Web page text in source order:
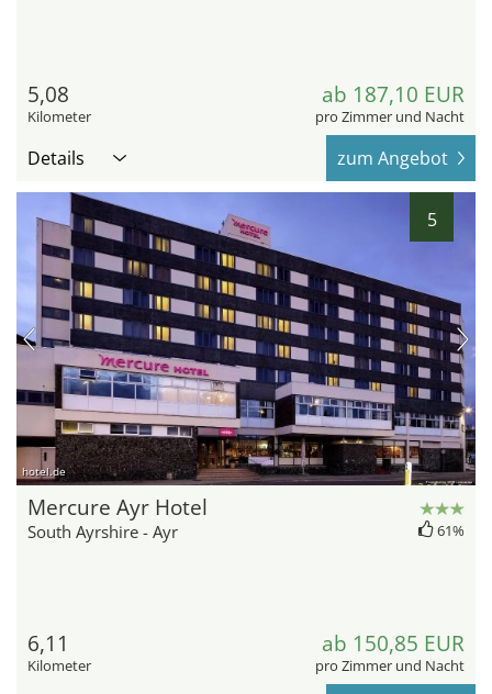
5,08
Kilometer
ab 187,10 EUR
pro Zimmer und Nacht
Details zum Angebot
5
hotel.de
Mercure Ayr Hotel
South Ayrshire - Ayr 61%
6,11
Kilometer
ab 150,85 EUR
pro Zimmer und Nacht